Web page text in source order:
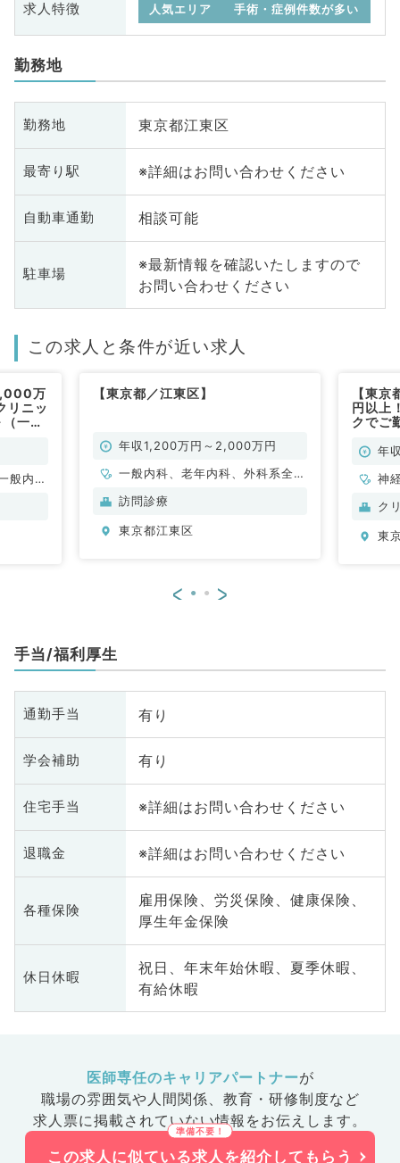
求人特徴 人気エリア 手術・症例件数が多い
勤務地
勤務地 東京都江東区
最寄り駅 ※詳細はお問い合わせください
自動車通勤 相談可能
駐車場
※最新情報を確認いたしますので
お問い合わせください
この求人と条件が近い求人
万
リニッ
一般
般内
【東京都／江東区】
年収1,200万円～2,000万円
一般内科、老年内科、外科系全
般、一般外科
訪問診療
東京都江東区
【東
円以上
クでご
年
神
科
ク
東
< >
手当/福利厚生
通勤手当 有り
学会補助 有り
住宅手当 ※詳細はお問い合わせください
退職金 ※詳細はお問い合わせください
各種保険
雇用保険、労災保険、健康保険、
厚生年金保険
休日休暇
祝日、年末年始休暇、夏季休暇、
有給休暇
医師専任のキャリアパートナーが
職場の雰囲気や人間関係、 教育・研修制度など
求人票に掲載されていない情報をお伝えします。
この求人に似ている求人を紹介してもらう